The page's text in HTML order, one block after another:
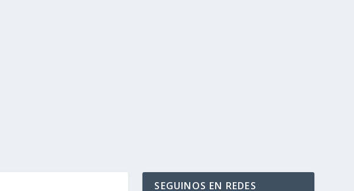
SEGUINOS EN REDES